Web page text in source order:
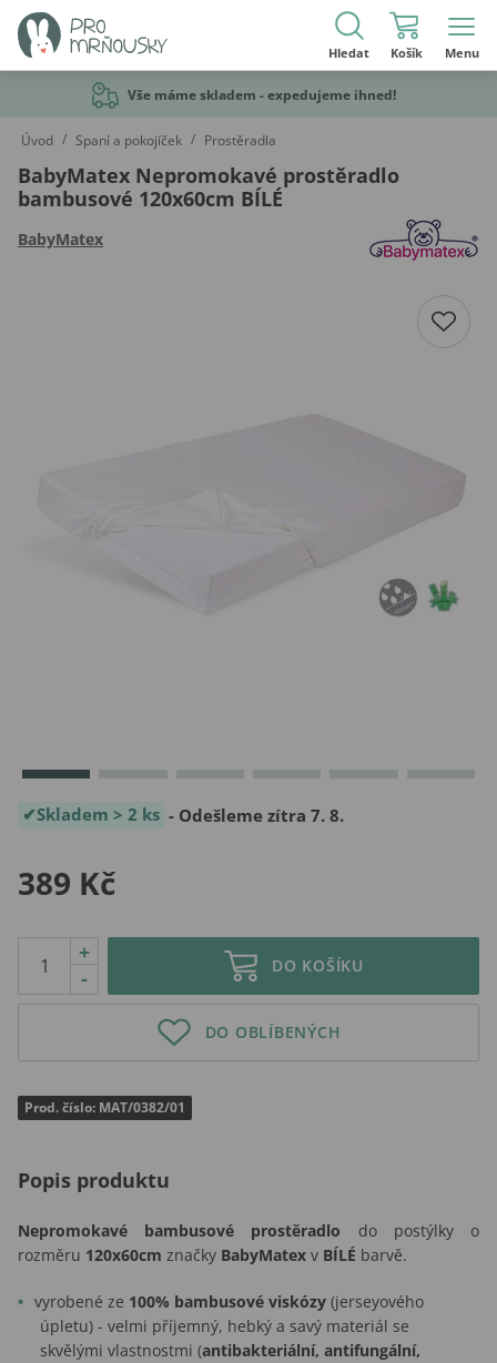
Hledat Košík Menu
Vše máme skladem - expedujeme ihned!
Úvod / Spaní a pokojíček / Prostěradla
BabyMatex Nepromokavé prostěradlo
bambusové 120x60cm BÍLÉ
BabyMatex
Skladem > 2 ks - Odešleme zítra 7. 8.
389 Kč
-
+
DO KOŠÍKU
DO OBLÍBENÝCH
Prod. číslo: MAT/0382/01
Popis produktu
Nepromokavé bambusové prostěradlo do postýlky o
rozměru 120x60cm značky BabyMatex v BÍLÉ barvě.
vyrobené ze 100% bambusové viskózy (jerseyového
úpletu) - velmi příjemný, hebký a savý materiál se
skvělými vlastnostmi (antibakteriální, antifungální,